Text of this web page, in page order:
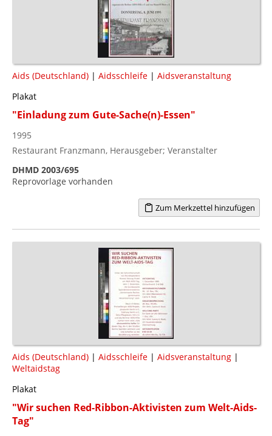
Aids (Deutschland) | Aidsschleife | Aidsveranstaltung
Plakat
"Einladung zum Gute-Sache(n)-Essen"
1995
Restaurant Franzmann, Herausgeber; Veranstalter
DHMD 2003/695
Reprovorlage vorhanden
Zum Merkzettel hinzufügen
Aids (Deutschland) | Aidsschleife | Aidsveranstaltung |
Weltaidstag
Plakat
"Wir suchen Red-Ribbon-Aktivisten zum Welt-Aids-
Tag"